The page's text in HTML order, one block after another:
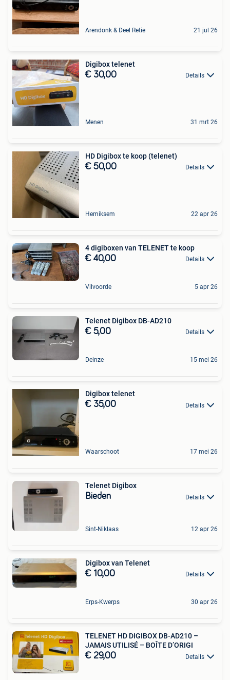
Arendonk & Deel Retie 21 jul 26
Digibox telenet
€ 30,00 Details
Menen 31 mrt 26
HD Digibox te koop (telenet)
€ 50,00 Details
Hemiksem 22 apr 26
4 digiboxen van TELENET te koop
€ 40,00 Details
Vilvoorde 5 apr 26
Telenet Digibox DB-AD210
€ 5,00 Details
Deinze 15 mei 26
Digibox telenet
€ 35,00 Details
Waarschoot 17 mei 26
Telenet Digibox
Bieden Details
Sint-Niklaas 12 apr 26
Digibox van Telenet
€ 10,00 Details
Erps-Kwerps 30 apr 26
TELENET HD DIGIBOX DB-AD210 –
JAMAIS UTILISÉ – BOÎTE D’ORIGI
€ 29,00 Details